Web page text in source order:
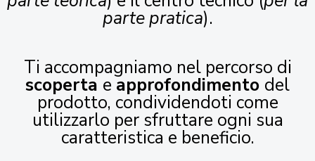
parte pratica).
Ti accompagniamo nel percorso di
scoperta e approfondimento del
prodotto, condividendoti come
utilizzarlo per sfruttare ogni sua
caratteristica e beneficio.